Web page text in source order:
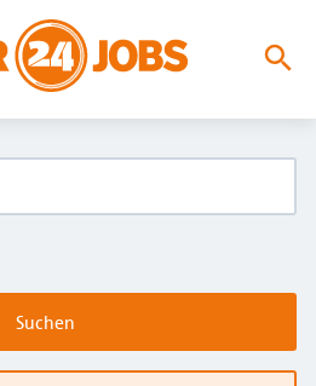
Suchen